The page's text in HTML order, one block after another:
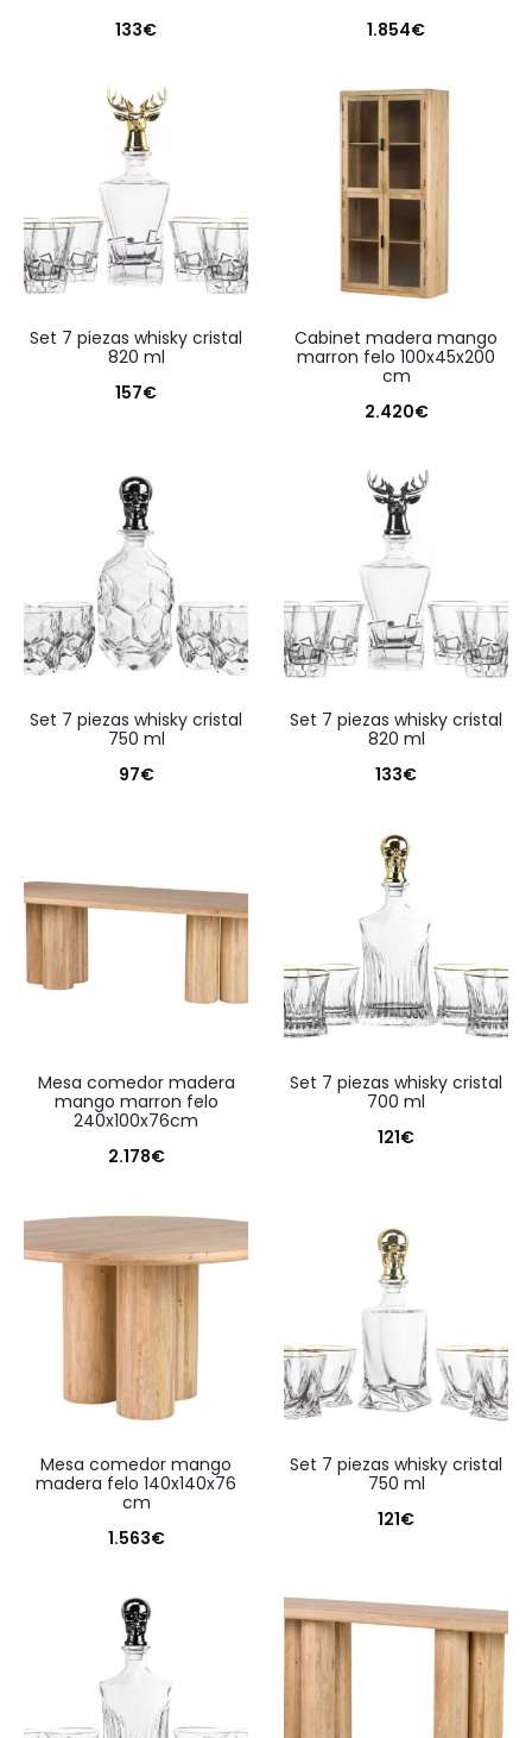
133€
1.854€
set 7 piezas whisky cristal
820 ml
157€
cabinet madera mango
marron felo 100x45x200
cm
2.420€
set 7 piezas whisky cristal
750 ml
97€
set 7 piezas whisky cristal
820 ml
133€
mesa comedor madera
mango marron felo
240x100x76cm
2.178€
set 7 piezas whisky cristal
700 ml
121€
mesa comedor mango
madera felo 140x140x76
cm
1.563€
set 7 piezas whisky cristal
750 ml
121€